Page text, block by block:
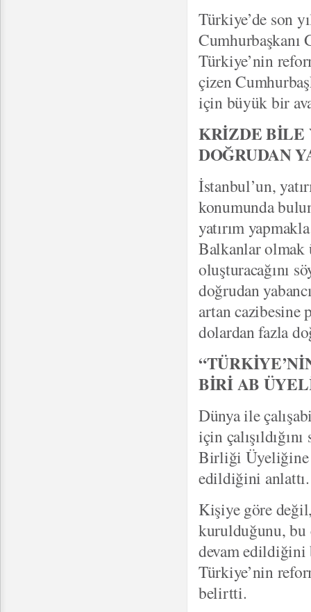
Türkiye’de son
Cumhurbaşkanı
Türkiye’nin
çizen
için büyük bir
KRİZDE BİLE
DOĞRUDAN
İstanbul’un,
konumunda
yatırım
Balkanlar olmak
oluşturacağını
doğrudan
artan cazibesine
dolardan fazla
BİRİ AB
Dünya ile
için
Birliği Üyeliğine
edildiğini anlattı.
Kişiye göre
kurulduğunu, bu
devam edildiğini
Türkiye’nin
belirtti.